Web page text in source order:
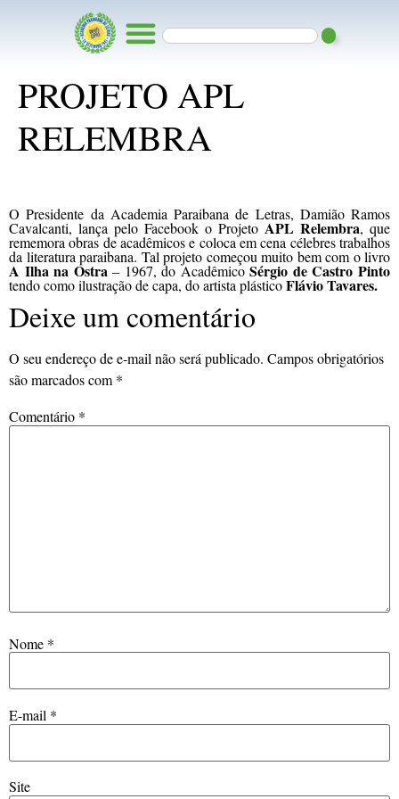
PROJETO APL
RELEMBRA
O Presidente da Academia Paraibana de Letras, Damião Ramos
Cavalcanti, lança pelo Facebook o Projeto APL Relembra, que
rememora obras de acadêmicos e coloca em cena célebres trabalhos
da literatura paraibana. Tal projeto começou muito bem com o livro
A Ilha na Ostra– 1967, do AcadêmicoSérgio de Castro Pinto
tendo como ilustração de capa, do artista plásticoFlávio Tavares.
Deixe um comentário
O seu endereço de e-mail não será publicado. Campos obrigatórios
são marcados com*
Comentário *
Nome *
E-mail *
Site